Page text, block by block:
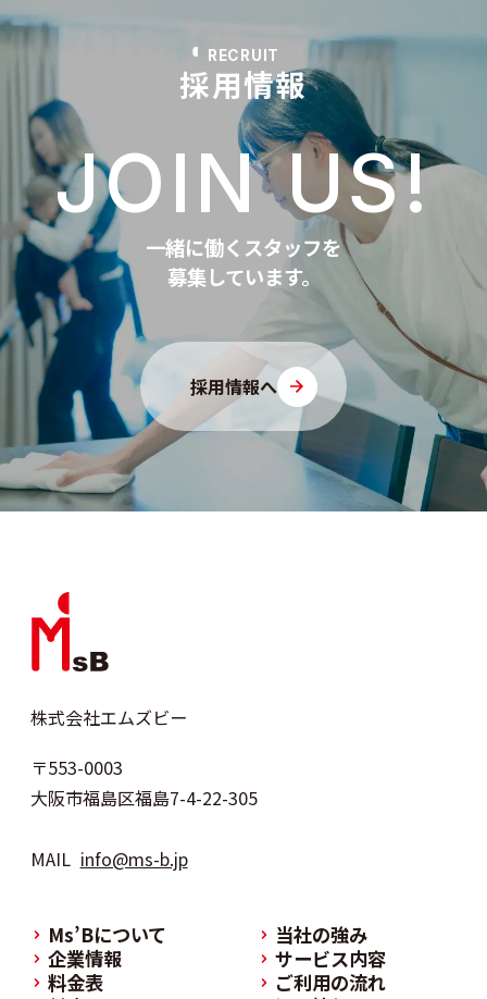
採用情報
RECRUIT
JOIN US!
一緒に働くスタッフを
募集しています。
採用情報へ
株式会社エムズビー
〒553-0003
大阪市福島区福島7-4-22-305
MAIL info@ms-b.jp
Ms’Bについて
当社の強み
企業情報
サービス内容
料金表
ご利用の流れ